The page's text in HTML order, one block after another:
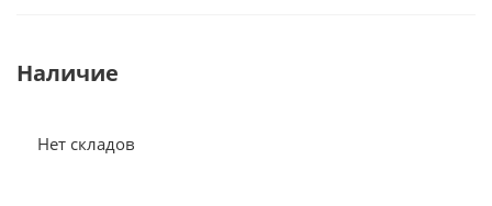
Наличие
Нет складов